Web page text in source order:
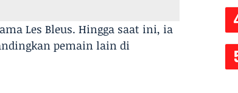
Les Bleus. Hingga saat ini, ia
pemain lain di